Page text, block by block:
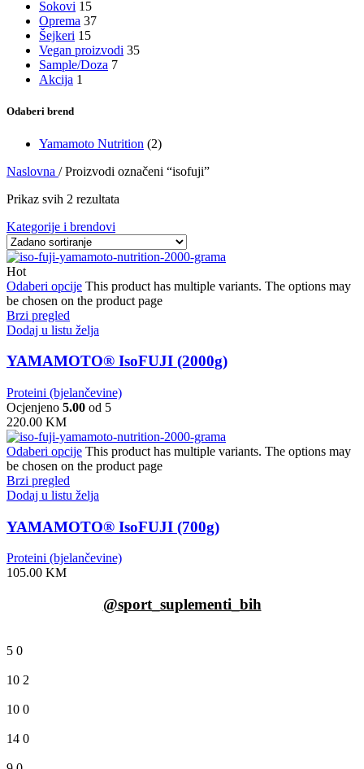
Sokovi 15
Oprema 37
Šejkeri 15
Vegan proizvodi 35
Sample/Doza 7
Akcija 1
Odaberi brend
Yamamoto Nutrition (2)
Naslovna / Proizvodi označeni “isofuji”
Prikaz svih 2 rezultata
Kategorije i brendovi
Hot
Odaberi opcije This product has multiple variants. The options may
be chosen on the product page
Brzi pregled
Dodaj u listu želja
YAMAMOTO® IsoFUJI (2000g)
Proteini (bjelančevine)
Ocjenjeno 5.00 od 5
220.00 KM
Odaberi opcije This product has multiple variants. The options may
be chosen on the product page
Brzi pregled
Dodaj u listu želja
YAMAMOTO® IsoFUJI (700g)
Proteini (bjelančevine)
105.00 KM
@sport_suplementi_bih
5 0
10 2
10 0
14 0